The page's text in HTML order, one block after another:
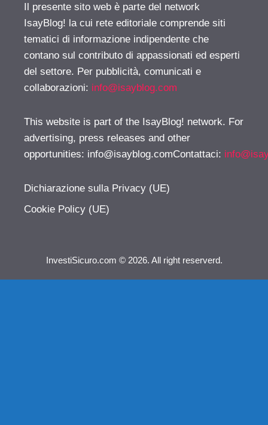
Il presente sito web è parte del network
IsayBlog! la cui rete editoriale comprende siti
tematici di informazione indipendente che
contano sul contributo di appassionati ed esperti
del settore. Per pubblicità, comunicati e
collaborazioni: info@isayblog.com
This website is part of the IsayBlog! network. For
advertising, press releases and other
opportunities: info@isayblog.comContattaci:
Dichiarazione sulla Privacy (UE)
Cookie Policy (UE)
InvestiSicuro.com © 2026. All right reserverd.